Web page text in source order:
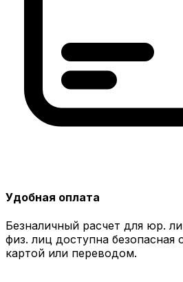
Удобная оплата
Безналичный расчет для юр.
физ. лиц доступна безопасная
картой или переводом.